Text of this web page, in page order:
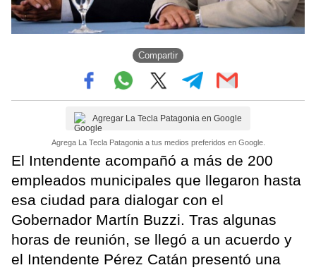
Compartir
Agregar La Tecla Patagonia en Google
Agrega La Tecla Patagonia a tus medios preferidos en Google.
El Intendente acompañó a más de 200
empleados municipales que llegaron hasta
esa ciudad para dialogar con el
Gobernador Martín Buzzi. Tras algunas
horas de reunión, se llegó a un acuerdo y
el Intendente Pérez Catán presentó una